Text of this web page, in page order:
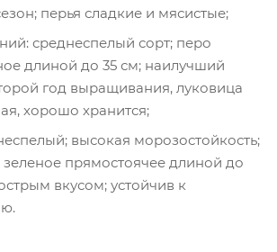
перья сладкие и мясистые;
среднеспелый сорт; перо
длиной до 35 см; наилучший
год выращивания, луковица
хорошо хранится;
высокая морозостойкость;
прямостоячее длиной до
вкусом; устойчив к